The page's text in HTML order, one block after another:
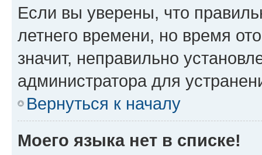
Если вы уверены, что
летнего времени, но время
значит, неправильно
администратора для
Вернуться к началу
Моего языка нет в списке!